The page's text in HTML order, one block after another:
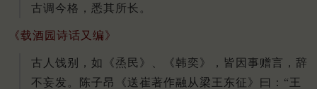
古调今格，悉其所长。
《载酒园诗话又编》
古人饯别，如《烝民》、《韩奕》，皆因事赠言，辞
不妄发。陈子昂《送崔著作融从梁王东征》曰：“王